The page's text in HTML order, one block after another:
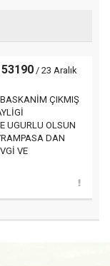
/ 23 Aralık
BASKANİM ÇIKMIŞ
UGURLU OLSUN
DAN
VE